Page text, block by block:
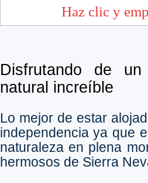
Disfrutando de
natural increíble
Lo mejor de estar
independencia ya que
naturaleza en plena
hermosos de Sierra